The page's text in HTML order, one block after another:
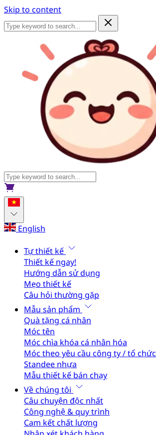
Skip to content
English
Tự thiết kế
Thiết kế ngay!
Hướng dẫn sử dụng
Mẹo thiết kế
Câu hỏi thường gặp
Mẫu sản phẩm
Quà tặng cá nhân
Móc tên
Móc chìa khóa cá nhân hóa
Móc theo yêu cầu công ty / tổ chức
Standee nhựa
Mẫu thiết kế bán chạy
Về chúng tôi
Câu chuyện độc nhất
Công nghệ & quy trình
Cam kết chất lượng